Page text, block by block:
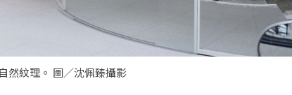
然紋理。 圖／沈佩臻攝影